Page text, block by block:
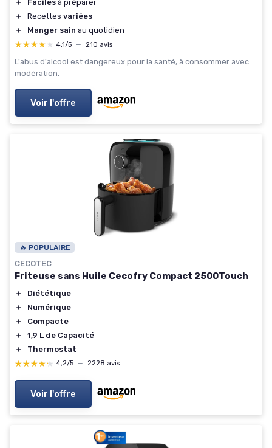
＋ Faciles à préparer
＋
Recettes variées
＋
Manger sain au quotidien
★★★★★
★★★★★ 4,1/5 — 210 avis
L'abus d'alcool est dangereux pour la santé, à consommer avec
modération.
Voir l'offre
🔥 POPULAIRE
CECOTEC
Friteuse sans Huile Cecofry Compact 2500Touch
＋
Diététique
＋
Numérique
＋
Compacte
＋
1,9 L de Capacité
＋
Thermostat
★★★★★
★★★★★ 4,2/5 — 2228 avis
Voir l'offre